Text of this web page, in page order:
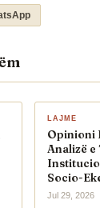
LAJME
Opinioni
Analizë
Socio-
Jul 29, 2026